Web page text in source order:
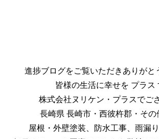
進捗ブログをご覧いただきありがと
皆様の生活に幸せを プラス
株式会社ヌリケン・プラスでご
長崎県 長崎市・西彼杵郡・その
屋根・外壁塗装、防水工事、雨漏